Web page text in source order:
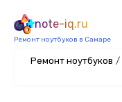
note-iq.ru
Ремонт ноутбуков в Самаре
Ремонт ноутбуков /